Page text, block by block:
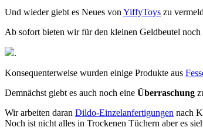
Und wieder giebt es Neues von YiffyToys zu
Ab sofort bieten wir für den kleinen Geldbeutel noch
.
Konsequenterweise wurden einige Produkte aus
Demnächst giebt es auch noch eine Überraschung
Wir arbeiten daran Dildo-Einzelanfertigungen nach
Noch ist nicht alles in Trockenen Tüchern aber es